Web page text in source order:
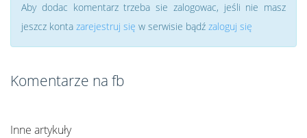
Aby dodac komentarz trzeba sie zalogowac, jeśli nie masz
jeszcz konta zarejestruj się w serwisie bądź zaloguj się
Komentarze na fb
Inne artykuły